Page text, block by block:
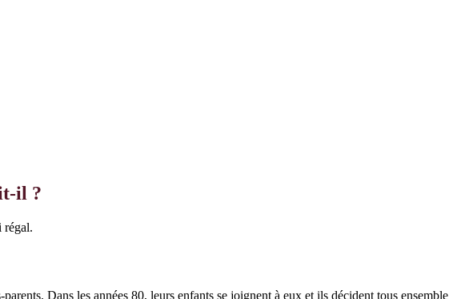
il ?
régal.
Dans les années 80, leurs enfants se joignent à eux et ils décident tous ensemble